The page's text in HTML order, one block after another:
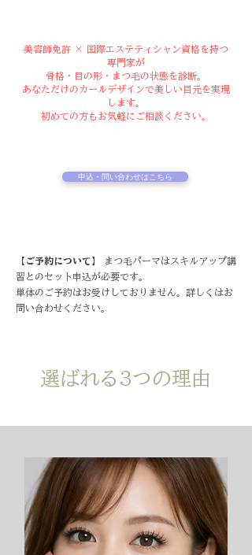
美容師免許 × 国際エステティシャン資格を持つ
専門家が
骨格・目の形・まつ毛の状態を診断。
あなただけのカールデザインで美しい目元を実現
します。
初めての方もお気軽にご相談ください。
申込・問い合わせはこちら
【ご予約について】
まつ毛パーマはスキルアップ講
習とのセット申込が必要です。
単体のご予約はお受けしておりません。詳しくはお
問い合わせください。
選ばれる3つの理由